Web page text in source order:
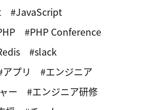
JavaScript
PHP Conference
slack
アプリ
エンジニア
ー
エンジニア研修